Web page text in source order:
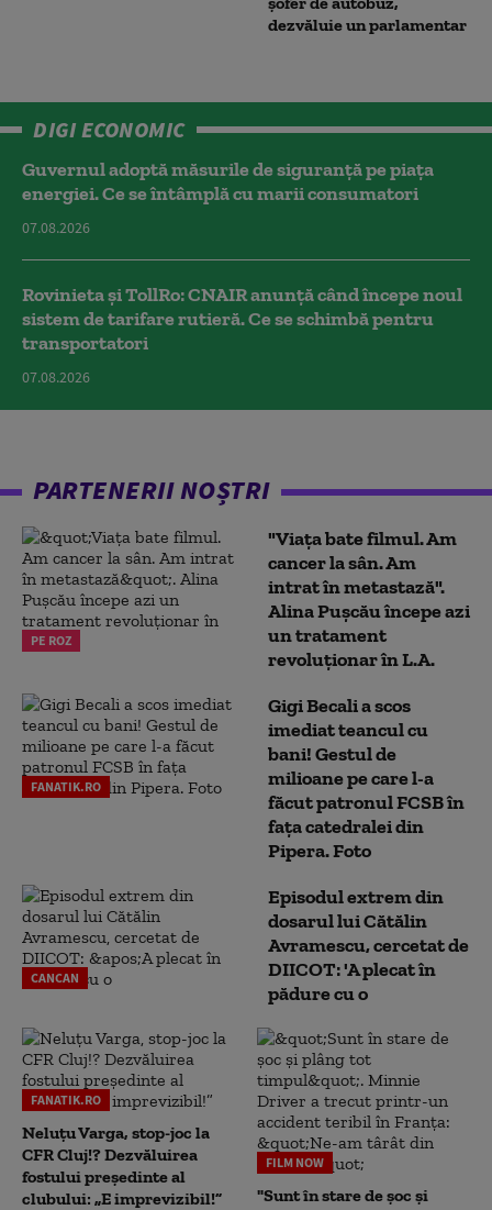
dezvăluie un parlamentar
DIGI ECONOMIC
Guvernul adoptă măsurile de siguranță pe piața
energiei. Ce se întâmplă cu marii consumatori
07.08.2026
Rovinieta și TollRo: CNAIR anunță când începe noul
sistem de tarifare rutieră. Ce se schimbă pentru
transportatori
07.08.2026
PARTENERII NOȘTRI
PE ROZ
"Viața bate filmul. Am
cancer la sân. Am
intrat în metastază".
Alina Pușcău începe azi
un tratament
revoluționar în L.A.
FANATIK.RO
Gigi Becali a scos
imediat teancul cu
bani! Gestul de
milioane pe care l-a
făcut patronul FCSB în
fața catedralei din
Pipera. Foto
CANCAN
Episodul extrem din
dosarul lui Cătălin
Avramescu, cercetat de
DIICOT: 'A plecat în
pădure cu o
FANATIK.RO
Neluțu Varga, stop-joc la
CFR Cluj!? Dezvăluirea
fostului președinte al
clubului: „E imprevizibil!”
FILM NOW
"Sunt în stare de șoc și